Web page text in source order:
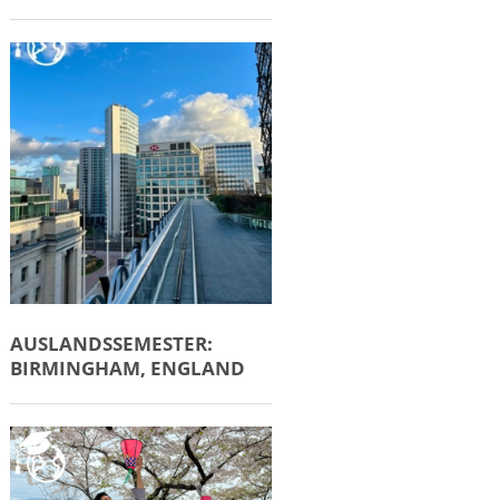
AUSLANDSSEMESTER:
BIRMINGHAM, ENGLAND